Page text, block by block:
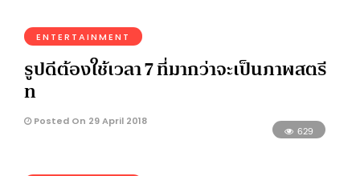
ENTERTAINMENT
รูปดีต้องใช้เวลา 7 ที่มากว่าจะเป็นภาพสตรี
ท
Posted On 29 April 2018
629